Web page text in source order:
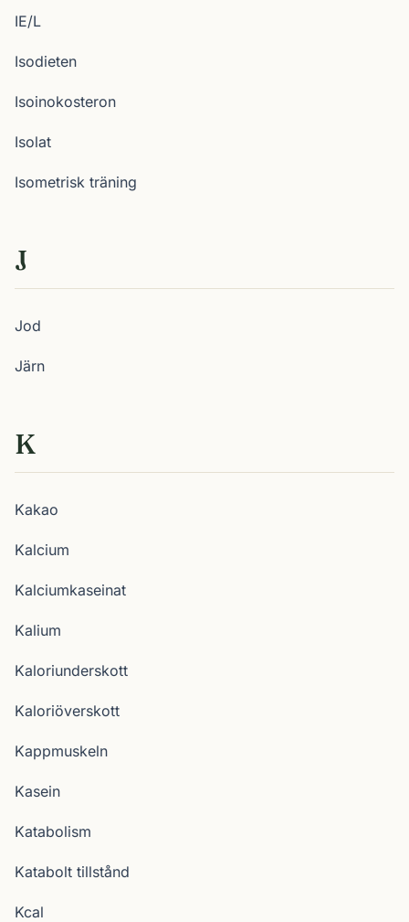
IE/L
Isodieten
Isoinokosteron
Isolat
Isometrisk träning
J
Jod
Järn
K
Kakao
Kalcium
Kalciumkaseinat
Kalium
Kaloriunderskott
Kaloriöverskott
Kappmuskeln
Kasein
Katabolism
Katabolt tillstånd
Kcal